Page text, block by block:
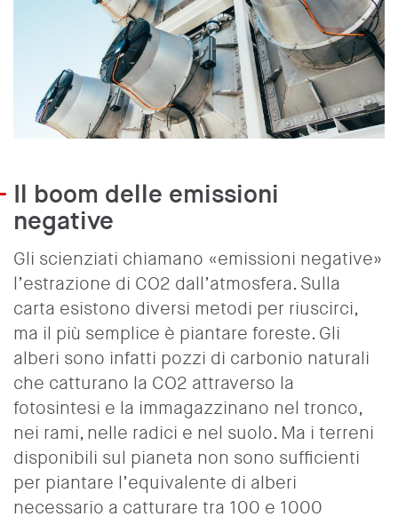
Il boom delle emissioni
negative
Gli scienziati chiamano «emissioni negative»
l’estrazione di CO2 dall’atmosfera. Sulla
carta esistono diversi metodi per riuscirci,
ma il più semplice è piantare foreste. Gli
alberi sono infatti pozzi di carbonio naturali
che catturano la CO2 attraverso la
fotosintesi e la immagazzinano nel tronco,
nei rami, nelle radici e nel suolo. Ma i terreni
disponibili sul pianeta non sono sufficienti
per piantare l’equivalente di alberi
necessario a catturare tra 100 e 1000